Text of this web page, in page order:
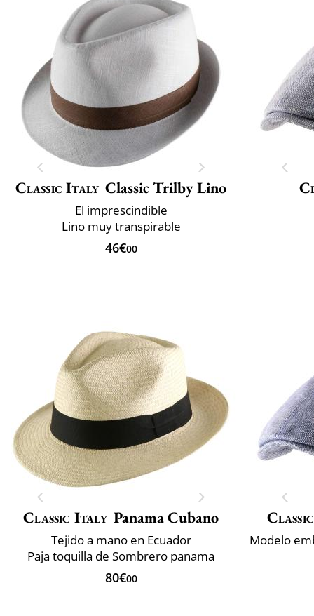
Classic Italy Classic Trilby Lino
El imprescindible
Lino muy transpirable
46€00
Classic Italy Panama Cubano
Tejido a mano en Ecuador
Paja toquilla de Sombrero panama
80€00